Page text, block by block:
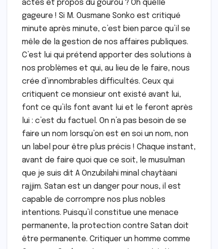
actes et propos du gourou ? Oh quelle
gageure ! Si M. Ousmane Sonko est critiqué
minute après minute, c’est bien parce qu’il se
mêle de la gestion de nos affaires publiques.
C’est lui qui prétend apporter des solutions à
nos problèmes et qui, au lieu de le faire, nous
crée d’innombrables difficultés. Ceux qui
critiquent ce monsieur ont existé avant lui,
font ce qu’ils font avant lui et le feront après
lui : c’est du factuel. On n’a pas besoin de se
faire un nom lorsqu’on est en soi un nom, non
un label pour être plus précis ! Chaque instant,
avant de faire quoi que ce soit, le musulman
que je suis dit A Onzubilahi minal chaytàani
rajjim. Satan est un danger pour nous, il est
capable de corrompre nos plus nobles
intentions. Puisqu’il constitue une menace
permanente, la protection contre Satan doit
être permanente. Critiquer un homme comme